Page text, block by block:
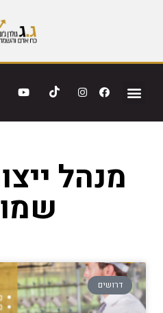
מנהל
דרושים